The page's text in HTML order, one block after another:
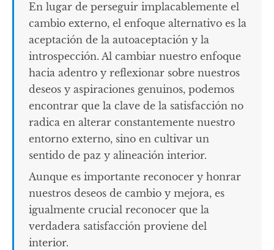
En lugar de perseguir implacablemente el
cambio externo, el enfoque alternativo es la
aceptación de la autoaceptación y la
introspección. Al cambiar nuestro enfoque
hacia adentro y reflexionar sobre nuestros
deseos y aspiraciones genuinos, podemos
encontrar que la clave de la satisfacción no
radica en alterar constantemente nuestro
entorno externo, sino en cultivar un
sentido de paz y alineación interior.
Aunque es importante reconocer y honrar
nuestros deseos de cambio y mejora, es
igualmente crucial reconocer que la
verdadera satisfacción proviene del
interior.